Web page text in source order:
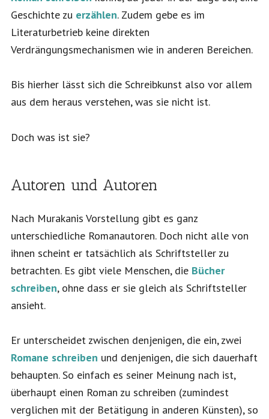
Geschichte zu erzählen. Zudem gebe es im
Literaturbetrieb keine direkten
Verdrängungsmechanismen wie in anderen Bereichen.
Bis hierher lässt sich die Schreibkunst also vor allem
aus dem heraus verstehen, was sie nicht ist.
Doch was ist sie?
Autoren und Autoren
Nach Murakanis Vorstellung gibt es ganz
unterschiedliche Romanautoren. Doch nicht alle von
ihnen scheint er tatsächlich als Schriftsteller zu
betrachten. Es gibt viele Menschen, die Bücher
schreiben, ohne dass er sie gleich als Schriftsteller
ansieht.
Er unterscheidet zwischen denjenigen, die ein, zwei
Romane schreiben und denjenigen, die sich dauerhaft
behaupten. So einfach es seiner Meinung nach ist,
überhaupt einen Roman zu schreiben (zumindest
verglichen mit der Betätigung in anderen Künsten), so